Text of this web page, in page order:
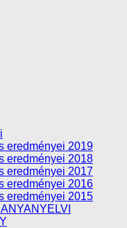
eredményei 2019
eredményei 2018
eredményei 2017
eredményei 2016
eredményei 2015